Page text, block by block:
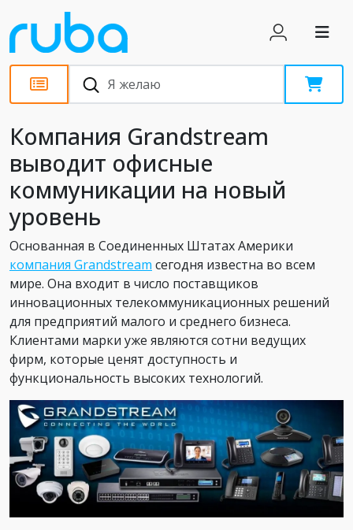
Новости
Компания Grandstream
выводит офисные
коммуникации на новый
уровень
Основанная в Соединенных Штатах Америки
компания Grandstream сегодня известна во всем
мире. Она входит в число поставщиков
инновационных телекоммуникационных решений
для предприятий малого и среднего бизнеса.
Клиентами марки уже являются сотни ведущих
фирм, которые ценят доступность и
функциональность высоких технологий.